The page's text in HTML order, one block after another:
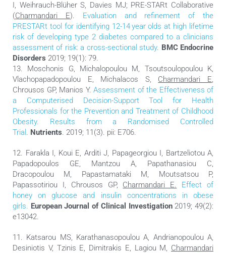
I, Weihrauch-Blüher S, Davies MJ; PRE-STARt Collaborative
(Charmandari E). Evaluation and refinement of the
PRESTARt tool for identifying 12-14 year olds at high lifetime
risk of developing type 2 diabetes compared to a clinicians
assessment of risk: a cross-sectional study. BMC Endocrine
Disorders 2019; 19(1): 79.
13. Moschonis G, Michalopoulou M, Tsoutsoulopoulou K,
Vlachopapadopoulou E, Michalacos S, Charmandari E,
Chrousos GP, Manios Y. Assessment of the Effectiveness of
a Computerised Decision-Support Tool for Health
Professionals for the Prevention and Treatment of Childhood
Obesity. Results from a Randomised Controlled
Trial . Nutrients. 2019; 11(3). pii: E706.
12. Farakla I, Koui E, Arditi J, Papageorgiou I, Bartzeliotou A,
Papadopoulos GE, Mantzou A, Papathanasiou C,
Dracopoulou M, Papastamataki M, Moutsatsou P,
Papassotiriou I, Chrousos GP, Charmandari E.
Effect of
honey on glucose and insulin concentrations in obese
girls. European Journal of Clinical Investigation2019; 49(2):
e13042.
11. Katsarou MS, Karathanasopoulou A, Andrianopoulou A,
Desiniotis V, Tzinis E, Dimitrakis E, Lagiou M, Charmandari